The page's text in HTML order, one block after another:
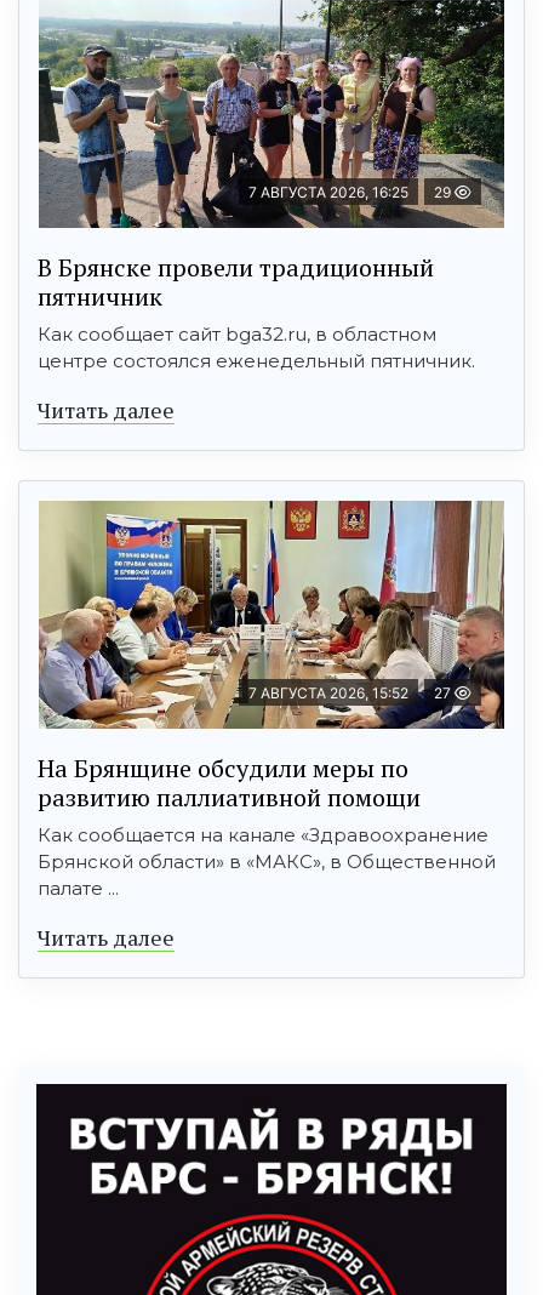
7 АВГУСТА 2026, 16:25 29
В Брянске провели традиционный
пятничник
Как сообщает сайт bga32.ru, в областном
центре состоялся еженедельный пятничник.
Читать далее
7 АВГУСТА 2026, 15:52 27
На Брянщине обсудили меры по
развитию паллиативной помощи
Как сообщается на канале «Здравоохранение
Брянской области» в «МАКС», в Общественной
палате ...
Читать далее